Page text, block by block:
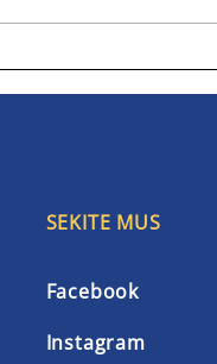
SEKITE MUS
Facebook
Instagram